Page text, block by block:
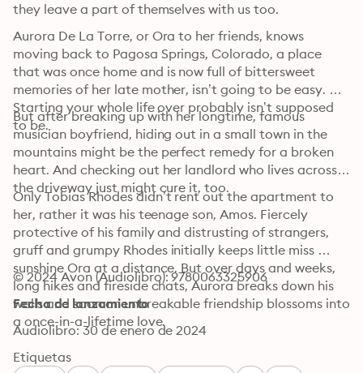
they leave a part of themselves with us too.
Aurora De La Torre, or Ora to her friends, knows
moving back to Pagosa Springs, Colorado, a place
that was once home and is now full of bittersweet
memories of her late mother, isn’t going to be easy.
Starting your whole life over probably isn’t supposed
to be.
But after breaking up with her longtime, famous
musician boyfriend, hiding out in a small town in the
mountains might be the perfect remedy for a broken
heart. And checking out her landlord who lives across
the driveway just might cure it, too.
Only Tobias Rhodes didn’t rent out the apartment to
her, rather it was his teenage son, Amos. Fiercely
protective of his family and distrusting of strangers,
gruff and grumpy Rhodes initially keeps little miss
sunshine Ora at a distance. But over days and weeks,
long hikes and fireside chats, Aurora breaks down his
walls and soon an unbreakable friendship blossoms into
a once-in-a-lifetime love.
© 2024 Avon (Audiolibro): 9780063325906
Fecha de lanzamiento
Audiolibro: 30 de enero de 2024
Etiquetas